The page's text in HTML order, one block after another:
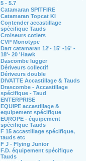
5 - 5.7
Catamaran SPITFIRE
Catamaran Topcat KI
Contender accastillage
spécifique Tauds
Croiseurs cotiers
CVP Monotype
Dart catamaran 12'- 15' -16' -
18'- 20 'Hawk
Dascombe lugger
Dériveurs collectif
Dériveurs double
DIVATTE Accastillage & Tauds
Drascombe - Accastillage
spécifique - Taud
ENTERPRISE
EQUIPE accastillage &
equipement spécifique
EUROPE - équipement
spécifique Tauds
F 15 accastillage spécifique,
tauds etc
F J - Flying Junior
F.D. équipement spécifique
Tauds